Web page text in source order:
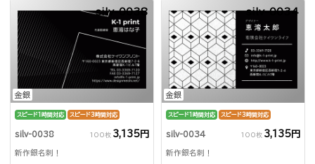
金銀
silv-0038
スピード1時間対応 スピード3時間対応
silv-0038 100枚 3,135円
新作銀名刺！
金銀
silv-0034
スピード1時間対応 スピード3時間対応
silv-0034 100枚 3,135円
新作銀名刺！